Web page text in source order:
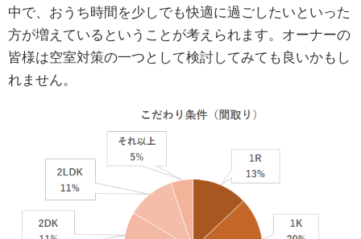
中で、おうち時間を少しでも快適に過ごしたいといった
方が増えているということが考えられます。オーナーの
皆様は空室対策の一つとして検討してみても良いかもし
れません。